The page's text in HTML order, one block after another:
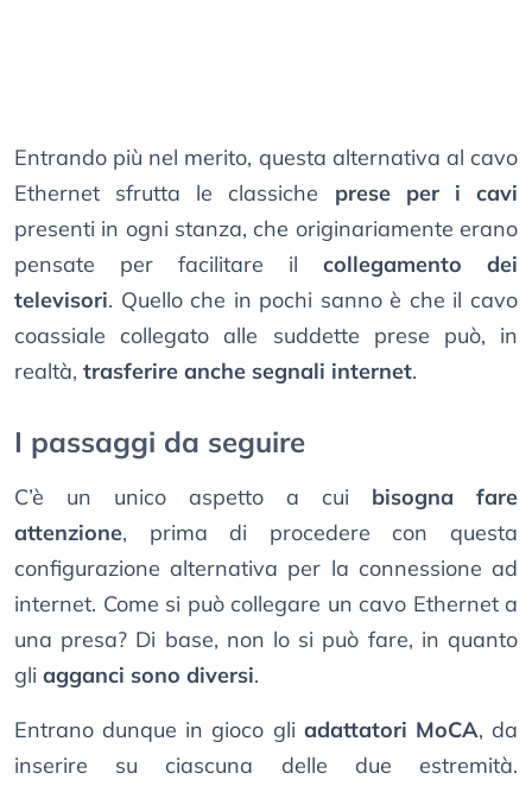
Entrando più nel merito, questa alternativa al cavo
Ethernet sfrutta le classiche prese per i cavi
presenti in ogni stanza, che originariamente erano
pensate per facilitare il collegamento dei
televisori. Quello che in pochi sanno è che il cavo
coassiale collegato alle suddette prese può, in
realtà, trasferire anche segnali internet.
I passaggi da seguire
C’è un unico aspetto a cui bisogna fare
attenzione, prima di procedere con questa
configurazione alternativa per la connessione ad
internet. Come si può collegare un cavo Ethernet a
una presa? Di base, non lo si può fare, in quanto
gli agganci sono diversi.
Entrano dunque in gioco gli adattatori MoCA, da
inserire su ciascuna delle due estremità.